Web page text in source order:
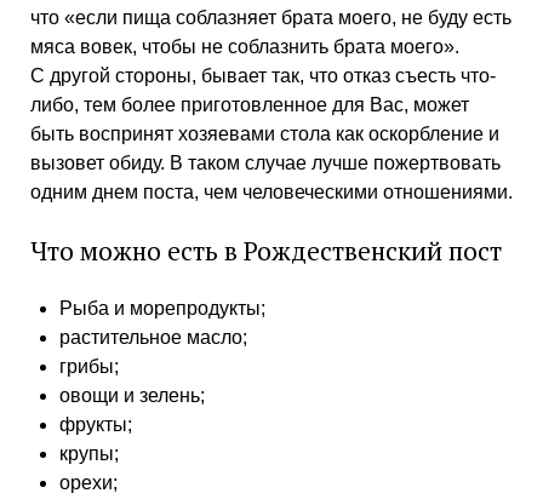
что «если пища соблазняет брата моего, не буду есть
мяса вовек, чтобы не соблазнить брата моего».
С другой стороны, бывает так, что отказ съесть что-
либо, тем более приготовленное для Вас, может
быть воспринят хозяевами стола как оскорбление и
вызовет обиду. В таком случае лучше пожертвовать
одним днем поста, чем человеческими отношениями.
Что можно есть в Рождественский пост
Рыба и морепродукты;
растительное масло;
грибы;
овощи и зелень;
фрукты;
крупы;
орехи;